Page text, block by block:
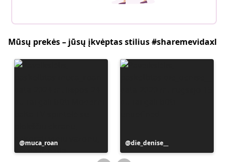
Mūsų prekės – jūsų įkvėptas stilius #sharemevidaxl
Įrašą
paskelbė
muca_roan
Įrašą
paskelbė
die_denise__